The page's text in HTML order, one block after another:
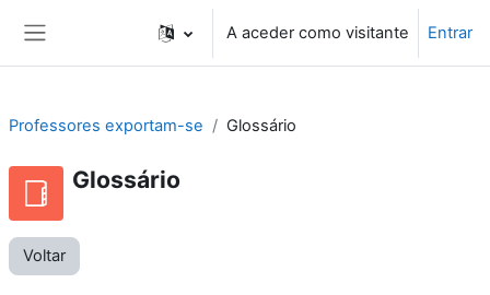
A aceder como visitante Entrar
Professores exportam-se Glossário
Glossário
Voltar